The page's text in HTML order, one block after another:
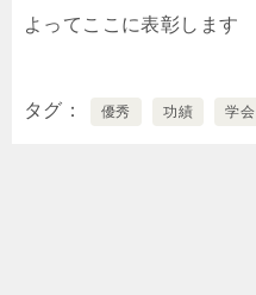
よってここに表彰します
タグ 優秀 功績 学会